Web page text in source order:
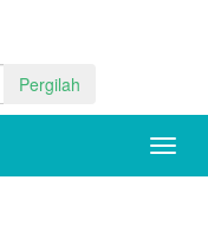
Pergilah